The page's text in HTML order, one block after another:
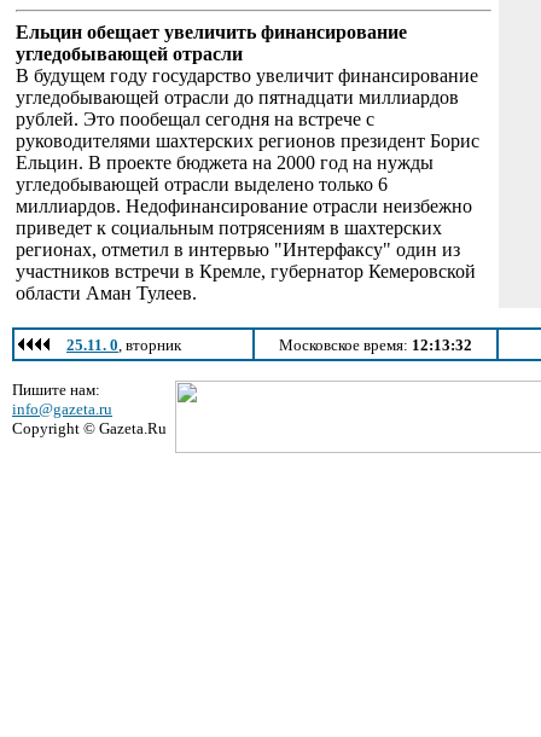
Ельцин обещает увеличить финансирование
угледобывающей отрасли
В будущем году государство увеличит финансирование
угледобывающей отрасли до пятнадцати миллиардов
рублей. Это пообещал сегодня на встрече с
руководителями шахтерских регионов президент Борис
Ельцин. В проекте бюджета на 2000 год на нужды
угледобывающей отрасли выделено только 6
миллиардов. Недофинансирование отрасли неизбежно
приведет к социальным потрясениям в шахтерских
регионах, отметил в интервью "Интерфаксу" один из
участников встречи в Кремле, губернатор Кемеровской
области Аман Тулеев.
25.11. 0, вторник Московское время: 12:13:32
Пишите нам:
info@gazeta.ru
Copyright © Gazeta.Ru